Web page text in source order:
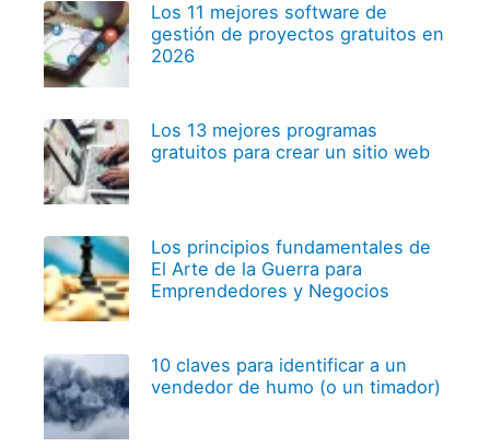
Los 11 mejores software de
gestión de proyectos gratuitos en
2026
Los 13 mejores programas
gratuitos para crear un sitio web
Los principios fundamentales de
El Arte de la Guerra para
Emprendedores y Negocios
10 claves para identificar a un
vendedor de humo (o un timador)